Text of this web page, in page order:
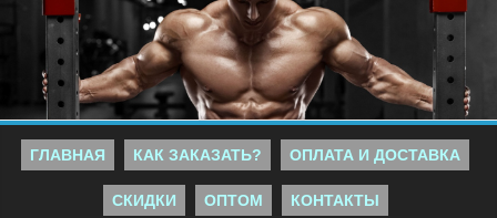
ГЛАВНАЯ КАК ЗАКАЗАТЬ? ОПЛАТА И ДОСТАВКА
СКИДКИ ОПТОМ КОНТАКТЫ